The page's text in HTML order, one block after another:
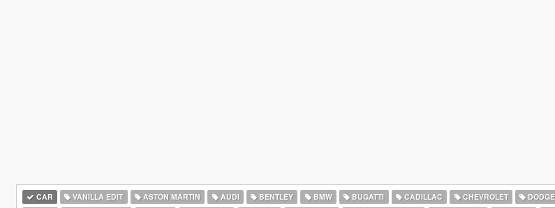
CAR VANILLA EDIT ASTON MARTIN AUDI BENTLEY BMW BUGATTI CADILLAC CHEVROLET DODGE